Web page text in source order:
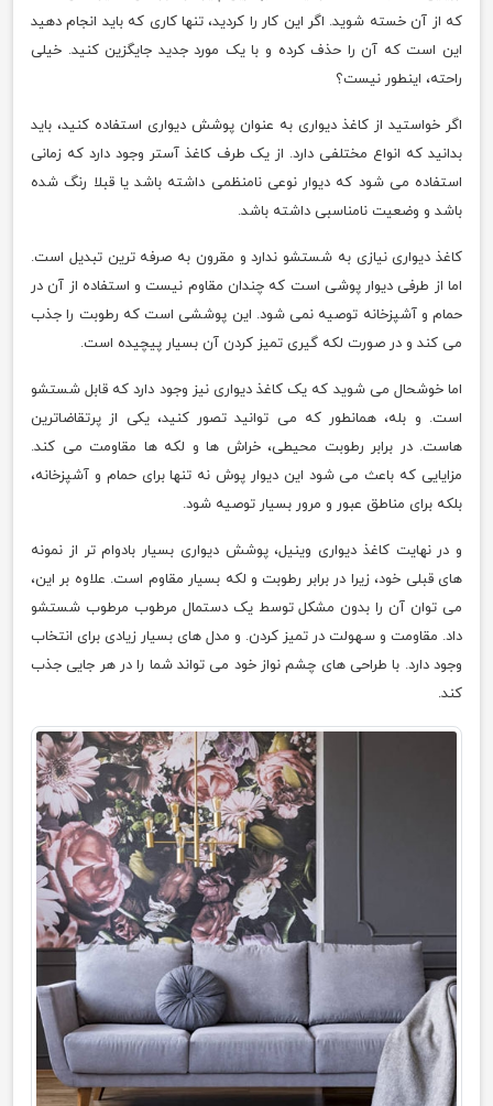
که از آن خسته شوید. اگر این کار را کردید، تنها کاری که باید انجام دهید
این است که آن را حذف کرده و با یک مورد جدید جایگزین کنید. خیلی
راحته، اینطور نیست؟
اگر خواستید از کاغذ دیواری به عنوان پوشش دیواری استفاده کنید، باید
بدانید که انواع مختلفی دارد. از یک طرف کاغذ آستر وجود دارد که زمانی
استفاده می شود که دیوار نوعی نامنظمی داشته باشد یا قبلا رنگ شده
باشد و وضعیت نامناسبی داشته باشد.
کاغذ دیواری نیازی به شستشو ندارد و مقرون به صرفه ترین تبدیل است.
اما از طرفی دیوار پوشی است که چندان مقاوم نیست و استفاده از آن در
حمام و آشپزخانه توصیه نمی شود. این پوششی است که رطوبت را جذب
می کند و در صورت لکه گیری تمیز کردن آن بسیار پیچیده است.
اما خوشحال می شوید که یک کاغذ دیواری نیز وجود دارد که قابل شستشو
است. و بله، همانطور که می توانید تصور کنید، یکی از پرتقاضاترین
هاست. در برابر رطوبت محیطی، خراش ها و لکه ها مقاومت می کند.
مزایایی که باعث می شود این دیوار پوش نه تنها برای حمام و آشپزخانه،
بلکه برای مناطق عبور و مرور بسیار توصیه شود.
و در نهایت کاغذ دیواری وینیل، پوشش دیواری بسیار بادوام تر از نمونه
های قبلی خود، زیرا در برابر رطوبت و لکه بسیار مقاوم است. علاوه بر این،
می توان آن را بدون مشکل توسط یک دستمال مرطوب مرطوب شستشو
داد. مقاومت و سهولت در تمیز کردن. و مدل های بسیار زیادی برای انتخاب
وجود دارد. با طراحی های چشم نواز خود می تواند شما را در هر جایی جذب
کند.